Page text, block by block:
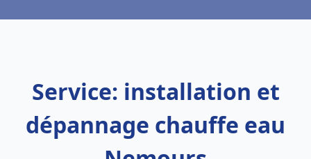
Service: installation et
dépannage chauffe eau